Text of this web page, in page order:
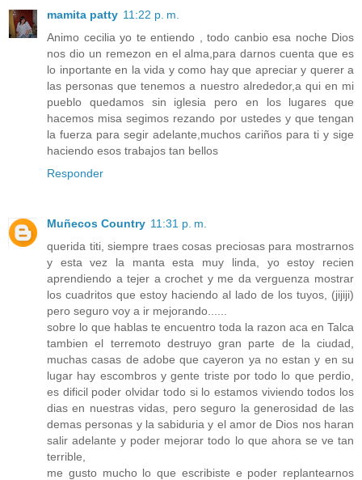
mamita patty 11:22 p. m.
Animo cecilia yo te entiendo , todo canbio esa noche Dios
nos dio un remezon en el alma,para darnos cuenta que es
lo inportante en la vida y como hay que apreciar y querer a
las personas que tenemos a nuestro alrededor,a qui en mi
pueblo quedamos sin iglesia pero en los lugares que
hacemos misa segimos rezando por ustedes y que tengan
la fuerza para segir adelante,muchos cariños para ti y sige
haciendo esos trabajos tan bellos
Responder
Muñecos Country 11:31 p. m.
querida titi, siempre traes cosas preciosas para mostrarnos
y esta vez la manta esta muy linda, yo estoy recien
aprendiendo a tejer a crochet y me da verguenza mostrar
los cuadritos que estoy haciendo al lado de los tuyos, (jijiji)
pero seguro voy a ir mejorando......
sobre lo que hablas te encuentro toda la razon aca en Talca
tambien el terremoto destruyo gran parte de la ciudad,
muchas casas de adobe que cayeron ya no estan y en su
lugar hay escombros y gente triste por todo lo que perdio,
es dificil poder olvidar todo si lo estamos viviendo todos los
dias en nuestras vidas, pero seguro la generosidad de las
demas personas y la sabiduria y el amor de Dios nos haran
salir adelante y poder mejorar todo lo que ahora se ve tan
terrible,
me gusto mucho lo que escribiste e poder replantearnos